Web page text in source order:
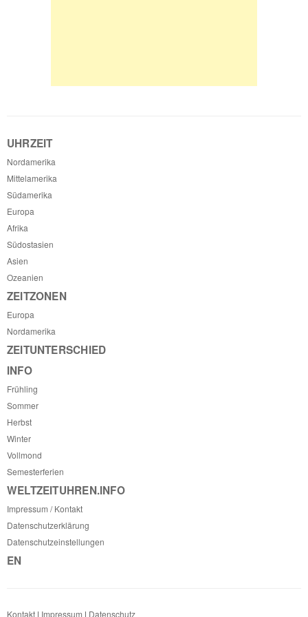
UHRZEIT
Nordamerika
Mittelamerika
Südamerika
Europa
Afrika
Südostasien
Asien
Ozeanien
ZEITZONEN
Europa
Nordamerika
ZEITUNTERSCHIED
INFO
Frühling
Sommer
Herbst
Winter
Vollmond
Semesterferien
WELTZEITUHREN.INFO
Impressum / Kontakt
Datenschutzerklärung
Datenschutzeinstellungen
EN
Kontakt | Impressum | Datenschutz